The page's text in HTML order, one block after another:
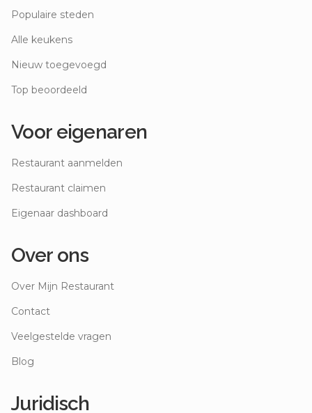
Populaire steden
Alle keukens
Nieuw toegevoegd
Top beoordeeld
Voor eigenaren
Restaurant aanmelden
Restaurant claimen
Eigenaar dashboard
Over ons
Over Mijn Restaurant
Contact
Veelgestelde vragen
Blog
Juridisch